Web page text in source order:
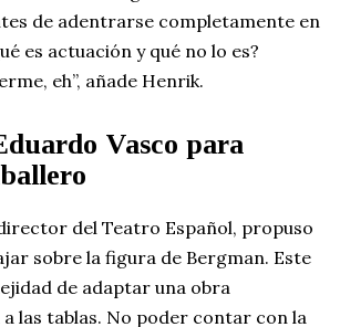
de adentrarse completamente en
es actuación y qué no lo es?
eh”, añade Henrik.
Vasco para
del Teatro Español, propuso
sobre la figura de Bergman. Este
de adaptar una obra
las tablas. No poder contar con la